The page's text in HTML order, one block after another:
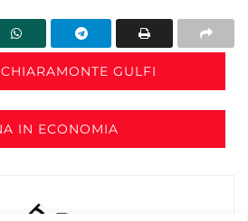
GULFI
IN ECONOMIA